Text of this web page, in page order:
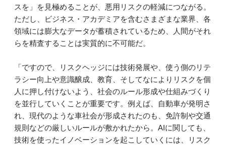
スを」を見極めることが、悪用リスクの軽減につながる。
ただし、ビジネス・アカデミアを含むさまざまな業界、各
領域には膨大なデータが蓄積されているため、人間がそれ
らを精査することは実質的に不可能だ。
「ですので、リスクヘッジには技術発展や、使う側のリテ
ラシー向上や意識醸成、教育、そしてなによりリスクを個
人に押し付けないよう、社会のルール形成や仕組みづくり
を並行していくことが重要です。例えば、自動車が発明さ
れ、現代のような車社会が形成されたのも、免許制や交通
規則などの厳しいルールが敷かれたから。AIに関しても、
技術を使ったイノベーションを起こしていくには、リスク